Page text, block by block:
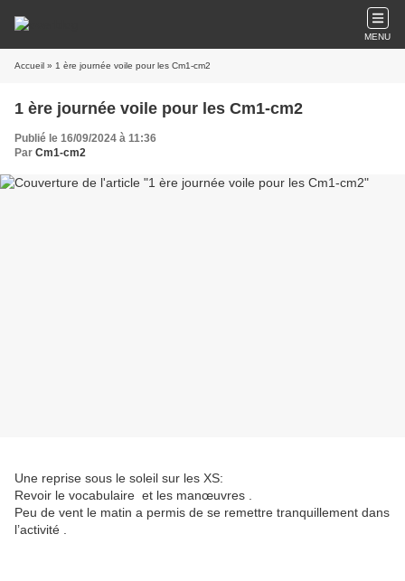
MENU
Accueil » 1 ère journée voile pour les Cm1-cm2
1 ère journée voile pour les Cm1-cm2
Publié le 16/09/2024 à 11:36
Par Cm1-cm2
Une reprise sous le soleil sur les XS:
Revoir le vocabulaire et les manœuvres .
Peu de vent le matin a permis de se remettre tranquillement dans
l’activité .